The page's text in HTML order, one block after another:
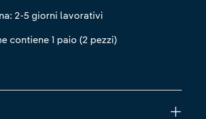
2-5 giorni lavorativi
contiene 1 paio (2 pezzi)